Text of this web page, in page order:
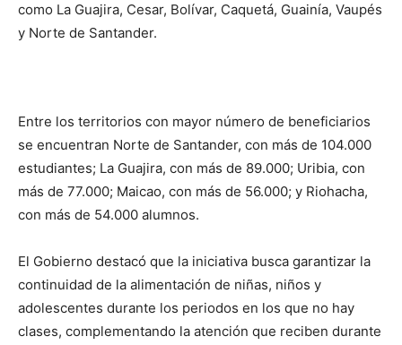
como La Guajira, Cesar, Bolívar, Caquetá, Guainía, Vaupés
y Norte de Santander.
Entre los territorios con mayor número de beneficiarios
se encuentran Norte de Santander, con más de 104.000
estudiantes; La Guajira, con más de 89.000; Uribia, con
más de 77.000; Maicao, con más de 56.000; y Riohacha,
con más de 54.000 alumnos.
El Gobierno destacó que la iniciativa busca garantizar la
continuidad de la alimentación de niñas, niños y
adolescentes durante los periodos en los que no hay
clases, complementando la atención que reciben durante